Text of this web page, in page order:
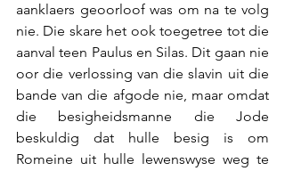
aanklaers geoorloof was om na te volg
nie. Die skare het ook toegetree tot die
aanval teen Paulus en Silas. Dit gaan nie
oor die verlossing van die slavin uit die
bande van die afgode nie, maar omdat
die besigheidsmanne die Jode
beskuldig dat hulle besig is om
Romeine uit hulle lewenswyse weg te